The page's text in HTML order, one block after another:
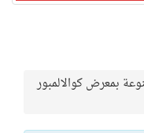
بمعرض كوالالمبور